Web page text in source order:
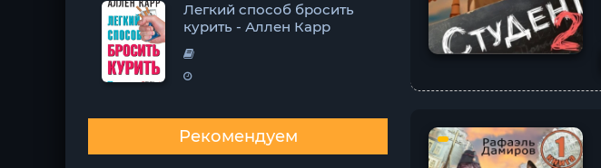
Легкий способ бросить
курить - Аллен Карр
Рекомендуем